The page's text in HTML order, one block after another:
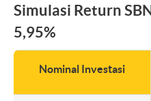
Simulasi Return
5,95%
Nominal Investasi